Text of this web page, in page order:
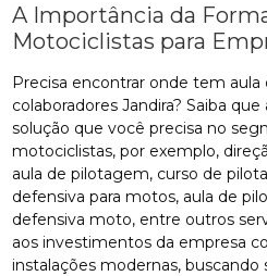
A Importância da
Motociclistas para
Precisa encontrar onde tem aula
colaboradores Jandira? Saiba
solução que você precisa no
motociclistas, por exemplo,
aula de pilotagem, curso de
defensiva para motos, aula de
defensiva moto, entre outros
aos investimentos da empresa
instalações modernas, buscando